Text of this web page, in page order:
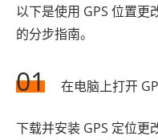
以下是使用 GPS 位置更
的分步指南。
01 在电脑上打开
下载并安装 GPS 定位更